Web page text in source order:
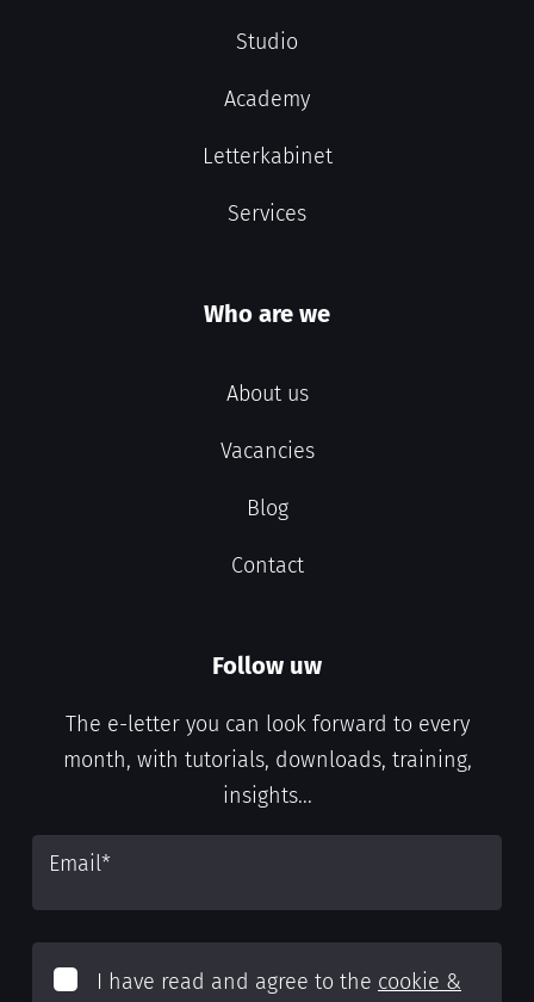
Studio
Academy
Letterkabinet
Services
Who are we
About us
Vacancies
Blog
Contact
Follow uw
The e-letter you can look forward to every
month, with tutorials, downloads, training,
insights...
Email*
I have read and agree to the cookie &